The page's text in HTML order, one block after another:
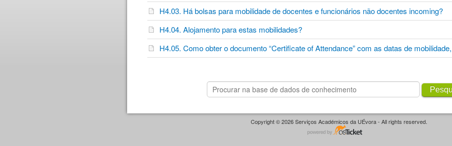
H4.03. Há bolsas para mobilidade de docentes e funcionários não docentes incoming?
H4.04. Alojamento para estas mobilidades?
H4.05. Como obter o documento “Certificate of Attendance” com as datas de
Copyright © 2026 Serviços Académicos da UÉvora - All rights reserved.